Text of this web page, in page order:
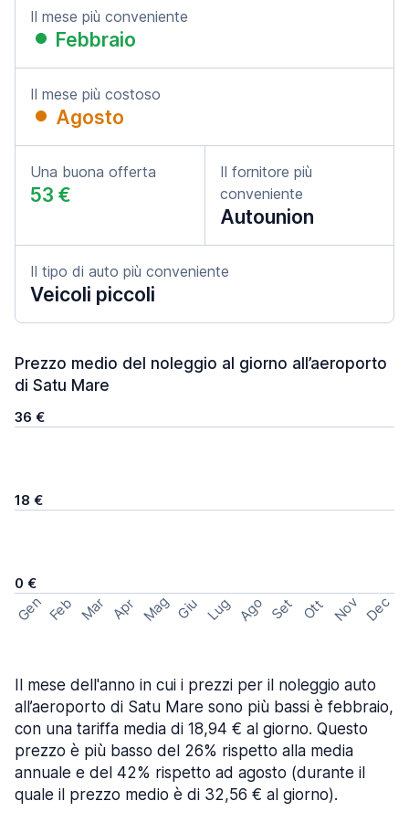
Il mese più conveniente
Febbraio
Il mese più costoso
Agosto
Una buona offerta
53 €
Il fornitore più
conveniente
Autounion
Il tipo di auto più conveniente
Veicoli piccoli
Prezzo medio del noleggio al giorno all’aeroporto
di Satu Mare
36 €
18 €
0 €
Gen Feb Mar Apr Mag Giu Lug Ago Set Ott Nov Dec
Il mese dell'anno in cui i prezzi per il noleggio auto
all’aeroporto di Satu Mare sono più bassi è febbraio,
con una tariffa media di 18,94 € al giorno. Questo
prezzo è più basso del 26% rispetto alla media
annuale e del 42% rispetto ad agosto (durante il
quale il prezzo medio è di 32,56 € al giorno).